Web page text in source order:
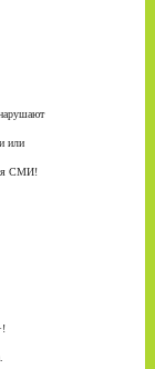
или
СМИ!